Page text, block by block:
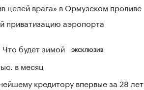
врага» в Ормузском проливе
приватизацию аэропорта
будет зимой
ЭКСКЛЮЗИВ
в месяц
кредитору впервые за 28 лет